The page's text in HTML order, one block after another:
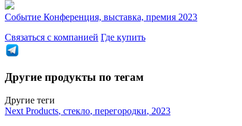
Событие Конференция, выставка, премия 2023
Связаться с компанией Где купить
Другие продукты по тегам
Другие теги
Next Products, стекло, перегородки, 2023